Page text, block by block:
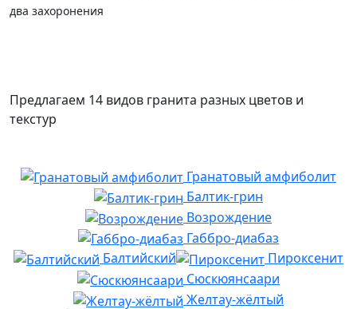
два захоронения
Предлагаем 14 видов гранита разных цветов и
текстур
Гранатовый амфиболит
Балтик-грин
Возрождение
Габбро-диабаз
Балтийский
Пироксенит
Сюскюянсаари
Желтау-жёлтый